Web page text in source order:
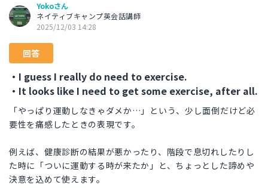
Yokoさん
ネイティブキャンプ英会話講師
2025/12/03 14:28
回答
・I guess I really do need to exercise.
・It looks like I need to get some exercise, after all.
「やっぱり運動しなきゃダメか…」という、少し面倒だけど必
要性を痛感したときの表現です。
例えば、健康診断の結果が悪かったり、階段で息切れしたりし
た時に「ついに運動する時が来たか」と、ちょっとした諦めや
決意を込めて使えます。